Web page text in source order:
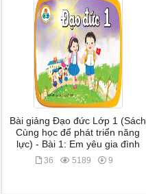
Bài giảng Đạo đức Lớp 1 (Sách
Cùng học để phát triển năng
lực) - Bài 1: Em yêu gia đình
36 5189 9